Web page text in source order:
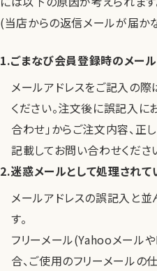
(当店からの返信メールが届か
ごまなび会員登録時のメー
メールアドレスをご記入の
ください。注文後に誤記入に
合わせ」からご注文内容、正
記載してお問い合わせくださ
迷惑メールとして処理されて
メールアドレスの誤記入と
す。
フリーメール(Yahooメール
合、ご使用のフリーメールの